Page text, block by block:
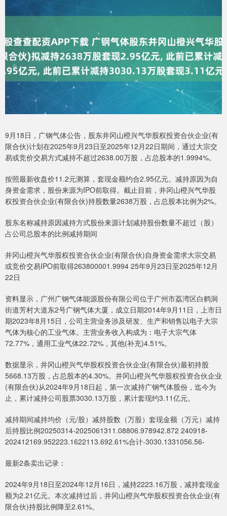
9月18日，广钢气体公告，股东井冈山橙兴气华股权投资合伙企业(有
限合伙)计划在2025年9月23日至2025年12月22日期间，通过大宗交
易或竞价交易方式减持不超过2638.00万股，占总股本的1.9994%。
按照最新收盘价11.2元测算，套现金额约合2.95亿元。减持原因为自
身资金需求，股份来源为IPO前取得。截止目前，井冈山橙兴气华股
权投资合伙企业(有限合伙)持股数量2638万股，占总股本比例为2%。
股东名称减持原因减持方式股份来源计划减持股份数量不超过（股）
占公司总股本的比例减持期间
井冈山橙兴气华股权投资合伙企业(有限合伙)自身资金需求大宗交易
或竞价交易IPO前取得263800001.9994 25年9月23日至2025年12月
22日
资料显示，广州广钢气体能源股份有限公司位于广州市荔湾区白鹤洞
街道芳村大道东2号广钢气体大厦，成立日期2014年9月11日，上市日
期2023年8月15日，公司主营业务涉及研发、生产和销售以电子大宗
气体为核心的工业气体。主营业务收入构成为：电子大宗气体
72.77%，通用工业气体22.72%，其他(补充)4.51%。
数据显示，井冈山橙兴气华股权投资合伙企业(有限合伙)最初持股
5668.13万股，占总股本的4.30%。井冈山橙兴气华股权投资合伙企业
(有限合伙)从2024年9月18日起，第一次减持广钢气体股份，迄今为
止，累计减持公司股票3030.13万股，累计套现约3.11亿元。
减持期间减持均价（元/股）减持股数（万股）套现金额（万元）减持
后持股比例20250314-2025061311.08806.978942.872 240918-
202412169.952223.1622113.692.61%合计-3030.1331056.56-
最新2条卖出记录：
2024年9月18日至2024年12月16日，减持2223.16万股，减持套现金
额为2.21亿元。本次减持过后，井冈山橙兴气华股权投资合伙企业(有
限合伙)持股比例降至2.61%。